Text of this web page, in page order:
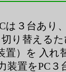
は３台あり
切り替える
置）を 入れ
装置をPC